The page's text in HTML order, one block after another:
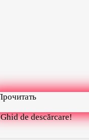
Ghid de descărcare!